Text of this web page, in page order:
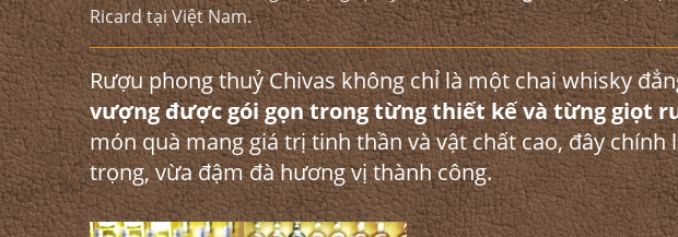
Ricard tại Việt Nam.
Rượu phong thuỷ Chivas không chỉ là một chai whisky
vượng được gói gọn trong từng thiết kế và từng giọt
món quà mang giá trị tinh thần và vật chất cao, đây
trọng, vừa đậm đà hương vị thành công.